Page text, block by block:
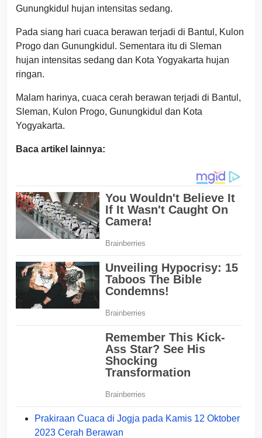
Gunungkidul hujan intensitas sedang.
Pada siang hari cuaca berawan terjadi di Bantul, Kulon
Progo dan Gunungkidul. Sementara itu di Sleman
hujan intensitas sedang dan Kota Yogyakarta hujan
ringan.
Malam harinya, cuaca cerah berawan terjadi di Bantul,
Sleman, Kulon Progo, Gunungkidul dan Kota
Yogyakarta.
Baca artikel lainnya:
Prakiraan Cuaca di Jogja pada Kamis 12 Oktober
2023 Cerah Berawan